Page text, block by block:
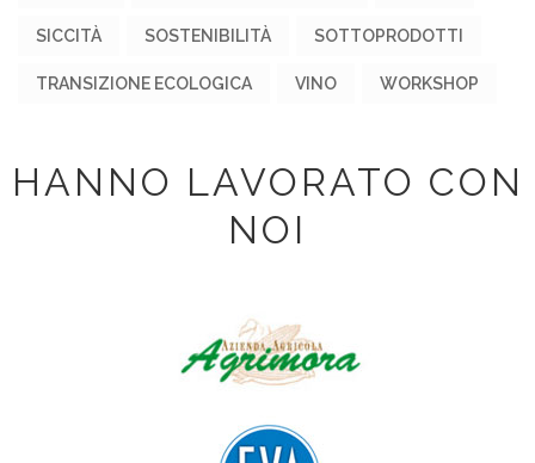
SICCITÀ SOSTENIBILITÀ SOTTOPRODOTTI
TRANSIZIONE ECOLOGICA VINO WORKSHOP
HANNO LAVORATO CON
NOI